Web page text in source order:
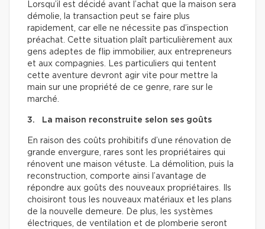
Lorsqu’il est décidé avant l’achat que la maison sera
démolie, la transaction peut se faire plus
rapidement, car elle ne nécessite pas d’inspection
préachat. Cette situation plaît particulièrement aux
gens adeptes de flip immobilier, aux entrepreneurs
et aux compagnies. Les particuliers qui tentent
cette aventure devront agir vite pour mettre la
main sur une propriété de ce genre, rare sur le
marché.
3. La maison reconstruite selon ses goûts
En raison des coûts prohibitifs d’une rénovation de
grande envergure, rares sont les propriétaires qui
rénovent une maison vétuste. La démolition, puis la
reconstruction, comporte ainsi l’avantage de
répondre aux goûts des nouveaux propriétaires. Ils
choisiront tous les nouveaux matériaux et les plans
de la nouvelle demeure. De plus, les systèmes
électriques, de ventilation et de plomberie seront